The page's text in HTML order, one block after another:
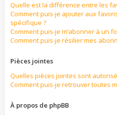
Quelle est la différence entre les
Comment puis-je ajouter aux
spécifique ?
Comment puis-je m’abonner à un
Comment puis-je résilier mes
Pièces jointes
Quelles pièces jointes sont
Comment puis-je retrouver toutes
À propos de phpBB